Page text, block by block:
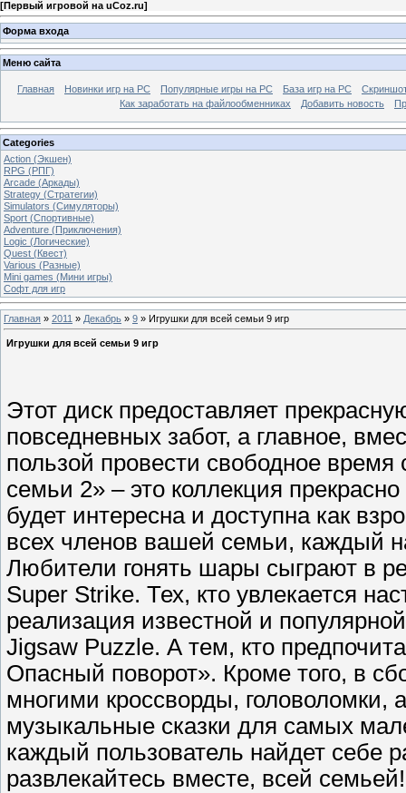
[Первый игровой на uCoz.ru]
Форма входа
Меню сайта
Главная Новинки игр на PC Популярные игры на PC База игр на РС
Как заработать на файлообменниках
Добавить новость
Categories
Action (Экшен)
RPG (РПГ)
Arcade (Аркады)
Strategy (Стратегии)
Simulators (Симуляторы)
Sport (Спортивные)
Adventure (Приключения)
Logic (Логические)
Quest (Квест)
Various (Разные)
Mini games (Мини игры)
Софт для игр
Главная » 2011 » Декабрь » 9 » Игрушки для всей семьи 9 игр
Игрушки для всей семьи 9 игр
Этот диск предоставляет
повседневных забот, а главное,
пользой провести свободное
семьи 2» – это коллекция
будет интересна и доступна как
всех членов вашей семьи, каждый
Любители гонять шары сыграют в
Super Strike. Тех, кто увлекается
реализация известной и
Jigsaw Puzzle. А тем, кто
Опасный поворот». Кроме того, в
многими кроссворды, головоломки,
музыкальные сказки для самых
каждый пользователь найдет себе
развлекайтесь вместе, всей семьей!